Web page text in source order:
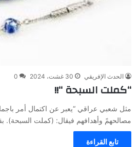
الحدث الإفريقي 30 غشت، 2024 0
“كملت السبحة “!!
مثل شعبي عراقي “يعبر عن اكتمال أمر
مصالحهمً وأهدافهم فيقال: (كملت السبحة).
تابع القراءة